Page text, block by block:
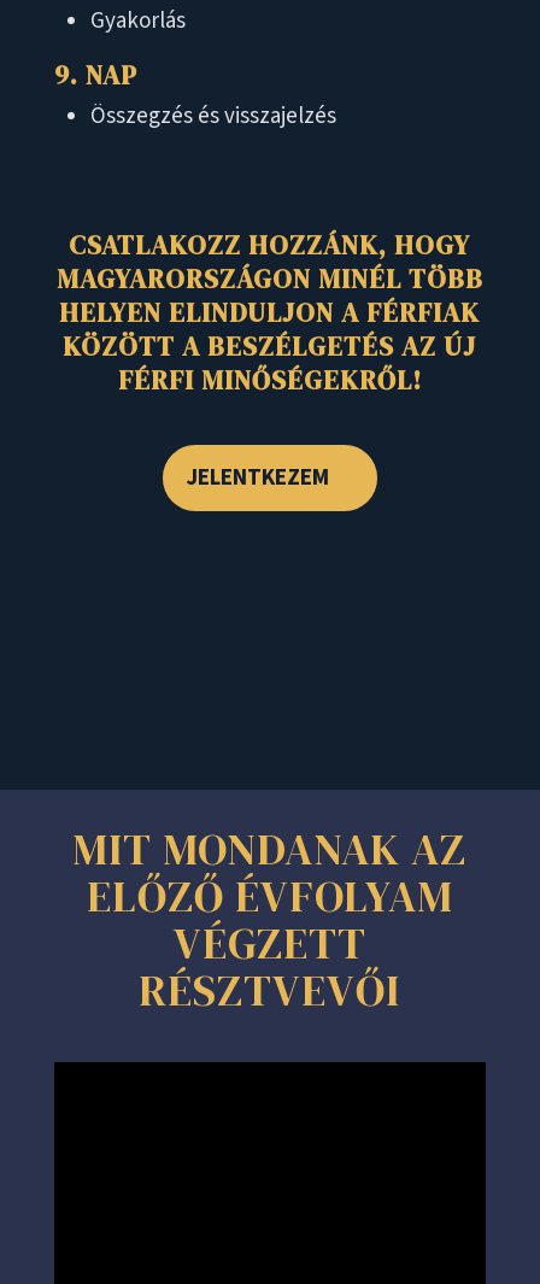
Gyakorlás
9. NAP
Összegzés és visszajelzés
CSATLAKOZZ HOZZÁNK, HOGY
MAGYARORSZÁGON MINÉL TÖBB
HELYEN ELINDULJON A FÉRFIAK
KÖZÖTT A BESZÉLGETÉS AZ ÚJ
FÉRFI MINŐSÉGEKRŐL!
JELENTKEZEM
MIT MONDANAK AZ
ELŐZŐ ÉVFOLYAM
VÉGZETT
RÉSZTVEVŐI